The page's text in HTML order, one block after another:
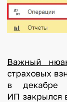
Важный
страховых
в декабре
ИП закрылся